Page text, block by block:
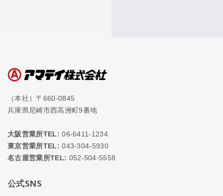
（本社）〒660-0845
兵庫県尼崎市西高洲町9番地
大阪営業所TEL: 06-6411-1234
東京営業所TEL: 043-304-5930
名古屋営業所TEL: 052-504-5558
公式SNS